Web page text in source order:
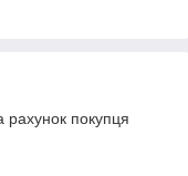
рахунок покупця